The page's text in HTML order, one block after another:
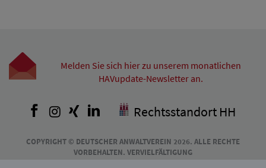
Melden Sie sich hier zu unserem monatlichen
HAVupdate-Newsletter an.
Facebook
Instagram
XingLinkedInRechtsstandort HH
COPYRIGHT © DEUTSCHER ANWALTVEREIN 2026. ALLE RECHTE
VORBEHALTEN. VERVIELFÄLTIGUNG